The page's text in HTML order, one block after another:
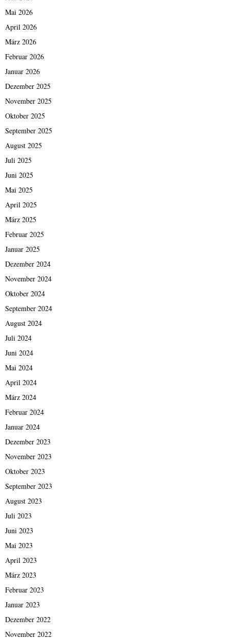
Mai 2026
April 2026
März 2026
Februar 2026
Januar 2026
Dezember 2025
November 2025
Oktober 2025
September 2025
August 2025
Juli 2025
Juni 2025
Mai 2025
April 2025
März 2025
Februar 2025
Januar 2025
Dezember 2024
November 2024
Oktober 2024
September 2024
August 2024
Juli 2024
Juni 2024
Mai 2024
April 2024
März 2024
Februar 2024
Januar 2024
Dezember 2023
November 2023
Oktober 2023
September 2023
August 2023
Juli 2023
Juni 2023
Mai 2023
April 2023
März 2023
Februar 2023
Januar 2023
Dezember 2022
November 2022